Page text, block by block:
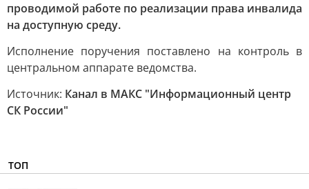
проводимой работе по реализации права инвалида
на доступную среду.
Исполнение поручения поставлено на контроль в
центральном аппарате ведомства.
Источник: Канал в МАКС "Информационный центр
СК России"
ТОП